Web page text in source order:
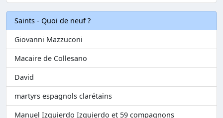
Saints - Quoi de neuf ?
Giovanni Mazzuconi
Macaire de Collesano
David
martyrs espagnols clarétains
Manuel Izquierdo Izquierdo et 59 compagnons